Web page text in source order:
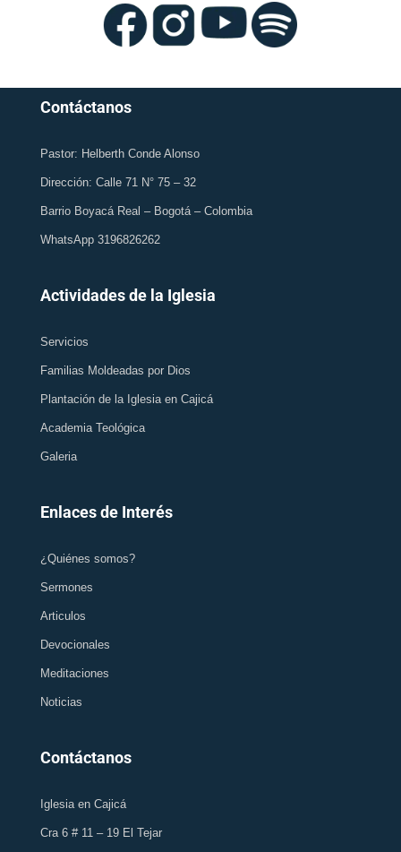
Contáctanos
Pastor: Helberth Conde Alonso
Dirección: Calle 71 N° 75 – 32
Barrio Boyacá Real – Bogotá – Colombia
WhatsApp 3196826262
Actividades de la Iglesia
Servicios
Familias Moldeadas por Dios
Plantación de la Iglesia en Cajicá
Academia Teológica
Galeria
Enlaces de Interés
¿Quiénes somos?
Sermones
Articulos
Devocionales
Meditaciones
Noticias
Contáctanos
Iglesia en Cajicá
Cra 6 # 11 – 19 El Tejar